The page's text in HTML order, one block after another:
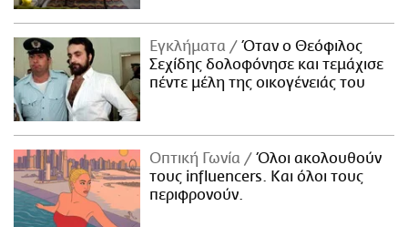
Εγκλήματα
Όταν ο Θεόφιλος
Σεχίδης δολοφόνησε και τεμάχισε
πέντε μέλη της οικογένειάς του
Οπτική Γωνία
Όλοι ακολουθούν
τους influencers. Και όλοι τους
περιφρονούν.